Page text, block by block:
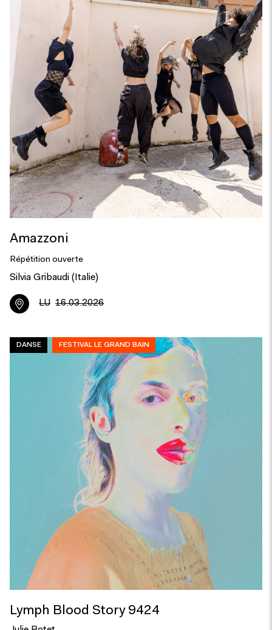
Amazzoni
Répétition ouverte
Silvia Gribaudi (Italie)
LU 16.03.2026
DANSE FESTIVAL LE GRAND BAIN
Lymph Blood Story 9424